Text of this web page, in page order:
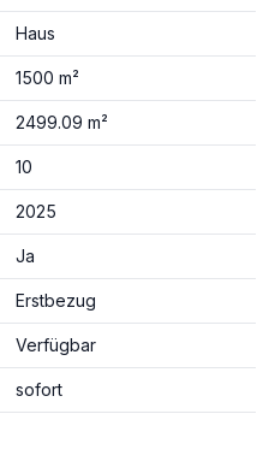
Haus
1500 m²
2499.09 m²
10
2025
Ja
Erstbezug
Verfügbar
sofort